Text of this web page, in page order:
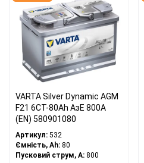
VARTA Silver Dynamic AGM
F21 6СТ-80Ah АзЕ 800A
(EN) 580901080
Артикул: 532
Ємність, Ah: 80
Пусковий струм, A: 800